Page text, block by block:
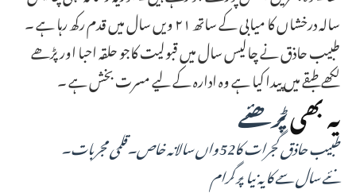
سالہ درخشاں کا میابی کے ساتھ ۲۱ ویں سال میں قدم رکھ رہا ہے ۔
طبیب حاذق نے چالیس سال میں قبولیت کاجو حلقہ احبا اور پڑھے
لکھے طبقے میں پیدا کیا ہے وہ ادارہ کے لیے مسرت بخش ہے ۔
یہ بھیپڑھئے
طبیب حاذق گجرات کا52واں سالانہ خاص۔قلمی مجربات۔
نئے سال سے کا یہ نیا پر گرام